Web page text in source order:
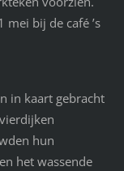
bij de café ’s
in kaart gebracht
hun
het wassende